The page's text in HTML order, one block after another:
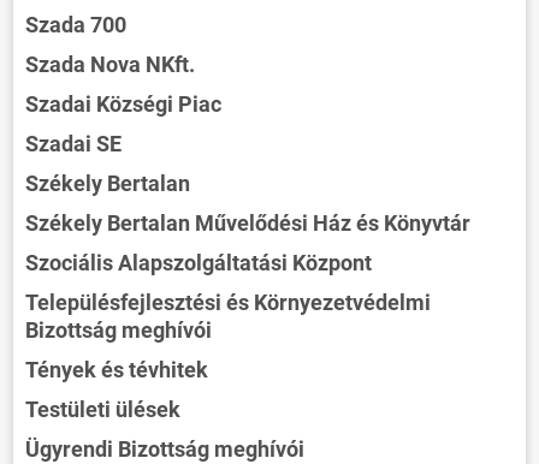
Szada 700
Szada Nova NKft.
Szadai Községi Piac
Szadai SE
Székely Bertalan
Székely Bertalan Művelődési Ház és Könyvtár
Szociális Alapszolgáltatási Központ
Településfejlesztési és Környezetvédelmi
Bizottság meghívói
Tények és tévhitek
Testületi ülések
Ügyrendi Bizottság meghívói